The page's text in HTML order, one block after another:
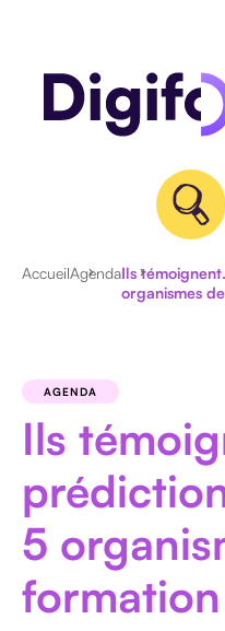
HANDICAP
AccueilAgendaIls
organismes
AGENDA
Ils
5
formation